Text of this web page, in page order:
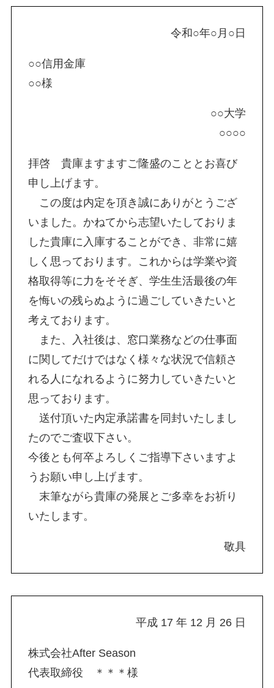
令和○年○月○日
○○信用金庫
○○様
○○大学
○○○○
拝啓 貴庫ますますご隆盛のこととお喜び
申し上げます。
この度は内定を頂き誠にありがとうござ
いました。かねてから志望いたしておりま
した貴庫に入庫することができ、非常に嬉
しく思っております。これからは学業や資
格取得等に力をそそぎ、学生生活最後の年
を悔いの残らぬように過ごしていきたいと
考えております。
また、入社後は、窓口業務などの仕事面
に関してだけではなく様々な状況で信頼さ
れる人になれるように努力していきたいと
思っております。
送付頂いた内定承諾書を同封いたしまし
たのでご査収下さい。
今後とも何卒よろしくご指導下さいますよ
うお願い申し上げます。
末筆ながら貴庫の発展とご多幸をお祈り
いたします。
敬具
平成 17 年 12 月 26 日
株式会社After Season
代表取締役 ＊＊＊様